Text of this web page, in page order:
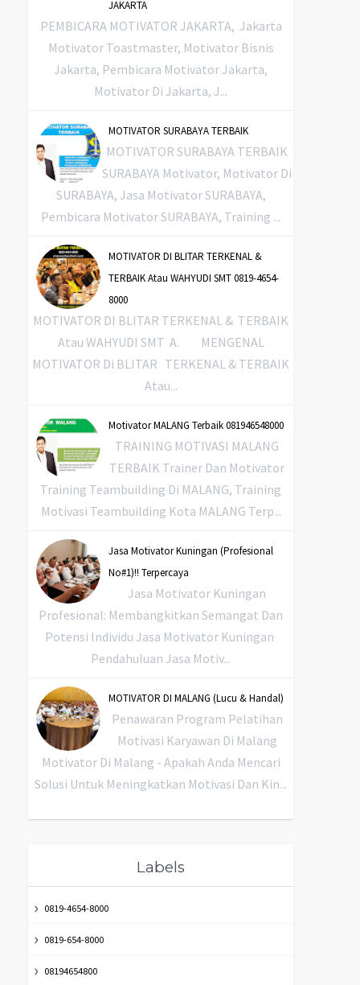
JAKARTA
PEMBICARA MOTIVATOR JAKARTA, Jakarta
Motivator Toastmaster, Motivator Bisnis
Jakarta, Pembicara Motivator Jakarta,
Motivator Di Jakarta, J...
MOTIVATOR SURABAYA TERBAIK
MOTIVATOR SURABAYA TERBAIK
SURABAYA Motivator, Motivator Di
SURABAYA, Jasa Motivator SURABAYA,
Pembicara Motivator SURABAYA, Training ...
MOTIVATOR DI BLITAR TERKENAL &
TERBAIK Atau WAHYUDI SMT 0819-4654-
8000
MOTIVATOR DI BLITAR TERKENAL & TERBAIK
Atau WAHYUDI SMT A. MENGENAL
MOTIVATOR Di BLITAR TERKENAL & TERBAIK
Atau...
Motivator MALANG Terbaik 081946548000
TRAINING MOTIVASI MALANG
TERBAIK Trainer Dan Motivator
Training Teambuilding Di MALANG, Training
Motivasi Teambuilding Kota MALANG Terp...
Jasa Motivator Kuningan (Profesional
No#1)!! Terpercaya
Jasa Motivator Kuningan
Profesional: Membangkitkan Semangat Dan
Potensi Individu Jasa Motivator Kuningan
Pendahuluan Jasa Motiv...
MOTIVATOR DI MALANG (Lucu & Handal)
Penawaran Program Pelatihan
Motivasi Karyawan Di Malang
Motivator Di Malang - Apakah Anda Mencari
Solusi Untuk Meningkatkan Motivasi Dan Kin...
Labels
0819-4654-8000
0819-654-8000
08194654800